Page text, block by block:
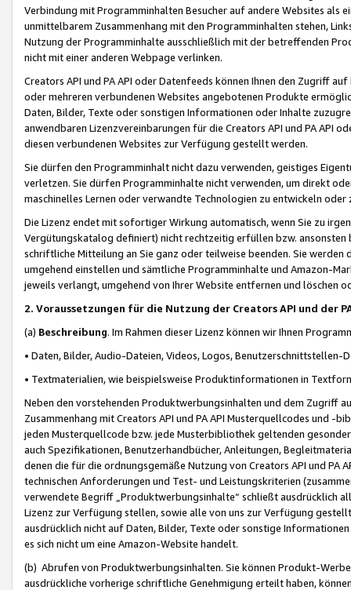
Verbindung mit Programminhalten Besucher auf andere Websites als
unmittelbarem Zusammenhang mit den Programminhalten stehen,
Nutzung der Programminhalte ausschließlich mit der betreffenden
nicht mit einer anderen Webpage verlinken.
Creators API und PA API oder Datenfeeds können Ihnen den Zugriff
oder mehreren verbundenen Websites angebotenen Produkte
Daten, Bilder, Texte oder sonstigen Informationen oder Inhalte
anwendbaren Lizenzvereinbarungen für die Creators API und PA API
diesen verbundenen Websites zur Verfügung gestellt werden.
Sie dürfen den Programminhalt nicht dazu verwenden, geistiges
verletzen. Sie dürfen Programminhalte nicht verwenden, um direkt
maschinelles Lernen oder verwandte Technologien zu entwickeln
Die Lizenz endet mit sofortiger Wirkung automatisch, wenn Sie zu
Vergütungskatalog definiert) nicht rechtzeitig erfüllen bzw. ansonsten
schriftliche Mitteilung an Sie ganz oder teilweise beenden. Sie werden
umgehend einstellen und sämtliche Programminhalte und Amazon-
jeweils verlangt, umgehend von Ihrer Website entfernen und löschen
2. Voraussetzungen für die Nutzung der Creators API und der
(a) Beschreibung. Im Rahmen dieser Lizenz können wir Ihnen
• Daten, Bilder, Audio-Dateien, Videos, Logos, Benutzerschnittstellen-
• Textmaterialien, wie beispielsweise Produktinformationen in
Neben den vorstehenden Produktwerbungsinhalten und dem Zugriff
Zusammenhang mit Creators API und PA API Musterquellcodes und
jeden Musterquellcode bzw. jede Musterbibliothek geltenden
auch Spezifikationen, Benutzerhandbücher, Anleitungen,
denen die für die ordnungsgemäße Nutzung von Creators API und PA
technischen Anforderungen und Test- und Leistungskriterien
verwendete Begriff „Produktwerbungsinhalte“ schließt ausdrücklich
Lizenz zur Verfügung stellen, sowie alle von uns zur Verfügung
ausdrücklich nicht auf Daten, Bilder, Texte oder sonstige
es sich nicht um eine Amazon-Website handelt.
(b) Abrufen von Produktwerbungsinhalten. Sie können Produkt-
ausdrückliche vorherige schriftliche Genehmigung erteilt haben,